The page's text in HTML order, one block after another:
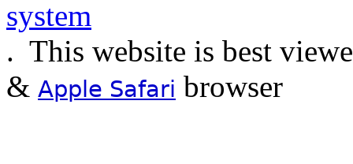
. This website is best
& Apple Safari browser